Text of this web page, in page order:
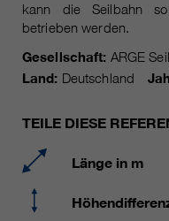
kann die Seilbahn
betrieben werden.
Gesellschaft: ARGE
Land: Deutschland
TEILE DIESE
Länge in m
Laufzeit
Zweck
Zweck
Diese